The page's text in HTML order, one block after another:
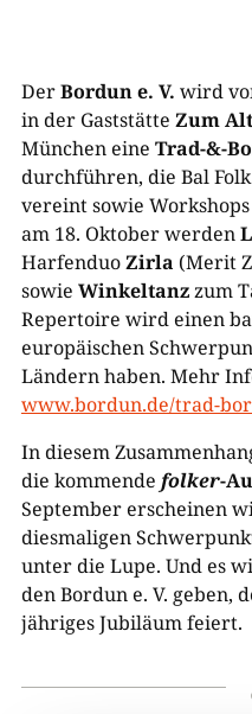
DerBordun e. V. wird
in der Gaststätte Zum
München eine Trad-&-
durchführen, die Bal
vereint sowie
am 18. Oktober werden
HarfenduoZirla (Merit
sowie Winkeltanzzum
Repertoire wird einen
europäischen
Ländern haben. Mehr
www.bordun.de/trad-
In diesem
die kommende folker-
September erscheinen
diesmaligen
unter die Lupe. Und es
den Bordun e. V. geben,
jähriges Jubiläum feiert.